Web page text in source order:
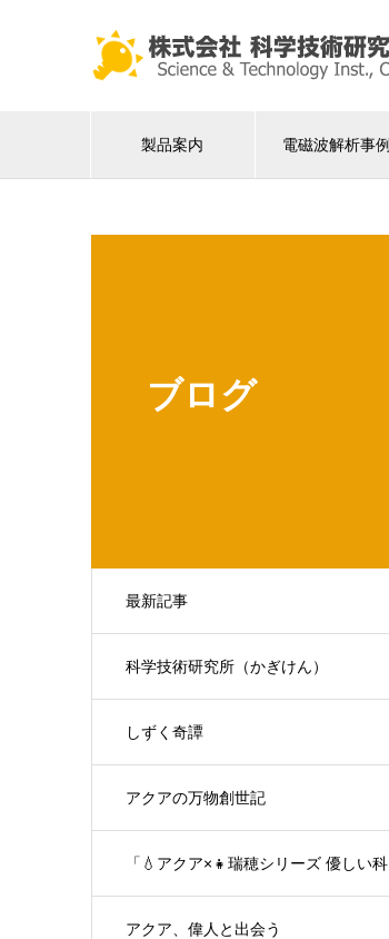
製品案内 電磁波解析事例
ブログ
最新記事
科学技術研究所（かぎけん）
しずく奇譚
アクアの万物創世記
「💧アクア×👧瑞穂シリーズ 優しい科
学の対話」
アクア、偉人と出会う